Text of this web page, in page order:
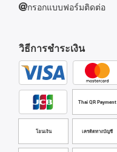
วิธีการชำระเงิน
Thai QR Payment
โอนเงิน เครดิตทางบัญชี
กรอกแบบฟอร์มติดต่อ